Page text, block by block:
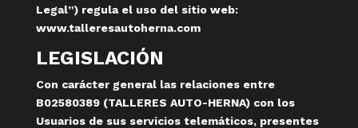
Legal”) regula el uso del sitio web:
www.talleresautoherna.com
LEGISLACIÓN
Con carácter general las relaciones entre
B02580389 (TALLERES AUTO-HERNA) con los
Usuarios de sus servicios telemáticos, presentes